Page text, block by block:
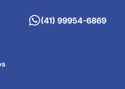
(41) 99954-6869